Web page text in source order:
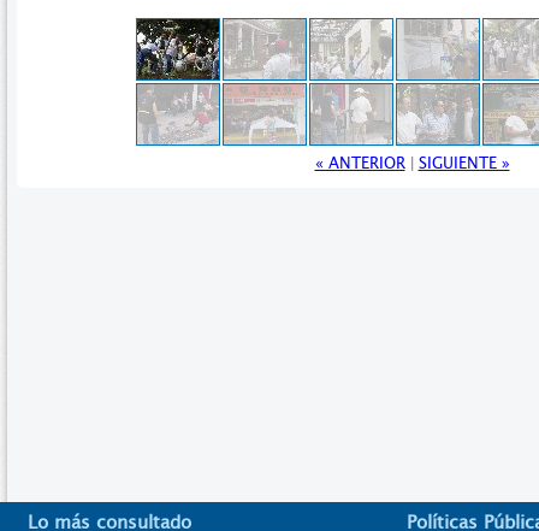
> > > > >
> > >
« ANTERIOR| SIGUIENTE »
Lo más consultado Políticas